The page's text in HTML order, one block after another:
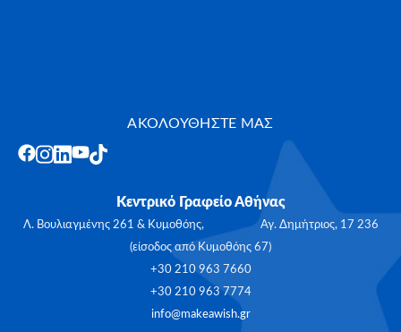
ΑΚΟΛΟΥΘΗΣΤΕ ΜΑΣ
Κεντρικό Γραφείο Αθήνας
Λ. Βουλιαγμένης 261 & Κυμοθόης, Αγ. Δημήτριος, 17 236
(είσοδος από Κυμοθόης 67)
+30 210 963 7660
+30 210 963 7774
info@makeawish.gr